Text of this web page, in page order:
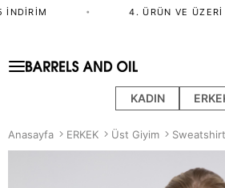
4. ÜRÜN VE ÜZERI
KADIN
Anasayfa ERKEK Üst Giyim Sweatshirt